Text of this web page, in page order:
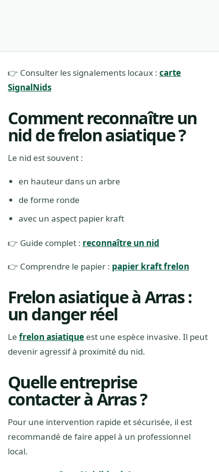
👉 Consulter les signalements locaux : carte
SignalNids
Comment reconnaître un
nid de frelon asiatique ?
Le nid est souvent :
en hauteur dans un arbre
de forme ronde
avec un aspect papier kraft
👉 Guide complet : reconnaître un nid
👉 Comprendre le papier : papier kraft frelon
Frelon asiatique à Arras :
un danger réel
Le frelon asiatique est une espèce invasive. Il peut
devenir agressif à proximité du nid.
Quelle entreprise
contacter à Arras ?
Pour une intervention rapide et sécurisée, il est
recommandé de faire appel à un professionnel
local.